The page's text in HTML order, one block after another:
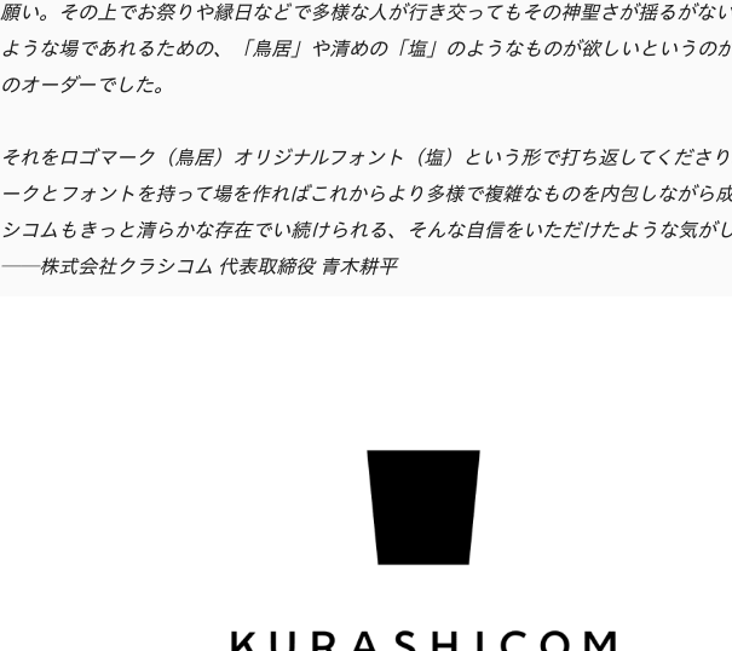
願い。その上でお祭りや縁日などで多様な人が行き交ってもその神聖さが揺るがな
ような場であれるための、「鳥居」や清めの「塩」のようなものが欲しいというの
のオーダーでした。
それをロゴマーク（鳥居）オリジナルフォント（塩）という形で打ち返してくださ
ークとフォントを持って場を作ればこれからより多様で複雑なものを内包しながら
シコムもきっと清らかな存在でい続けられる、そんな自信をいただけたような気がし
──株式会社クラシコム 代表取締役 青木耕平